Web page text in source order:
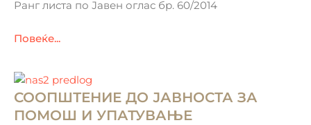
Ранг листа по Јавен оглас бр. 60/2014
Повеќе...
СООПШТЕНИЕ ДО ЈАВНОСТА ЗА
ПОМОШ И УПАТУВАЊЕ